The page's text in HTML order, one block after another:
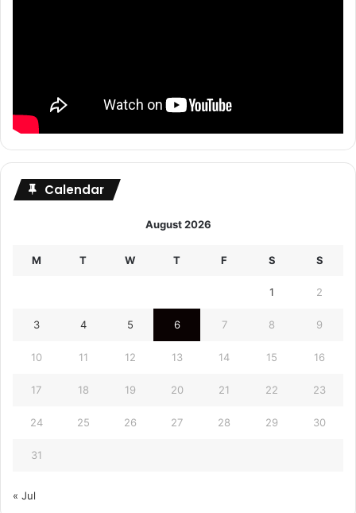
Calendar
August 2026
M T W T F S S
1 2
3 4 5 6 7 8 9
10 11 12 13 14 15 16
17 18 19 20 21 22 23
24 25 26 27 28 29 30
31
« Jul